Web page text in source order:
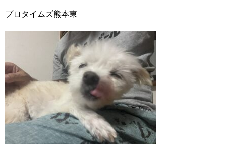
プロタイムズ熊本東